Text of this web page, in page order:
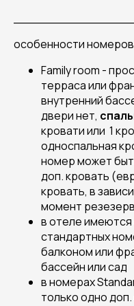
особенности
Family room -
терраса или
внутренний
двери нет,
кровати или 1
односпальная
номер может
доп. кровать
кровать, в
момент
в отеле
стандартных
балконом или
бассейн или сад
в номерах
только одно